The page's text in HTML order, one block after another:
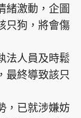
緒激動，企圖
只狗，將會傷
法人員及時鬆
最終導致該只
，已就涉嫌妨